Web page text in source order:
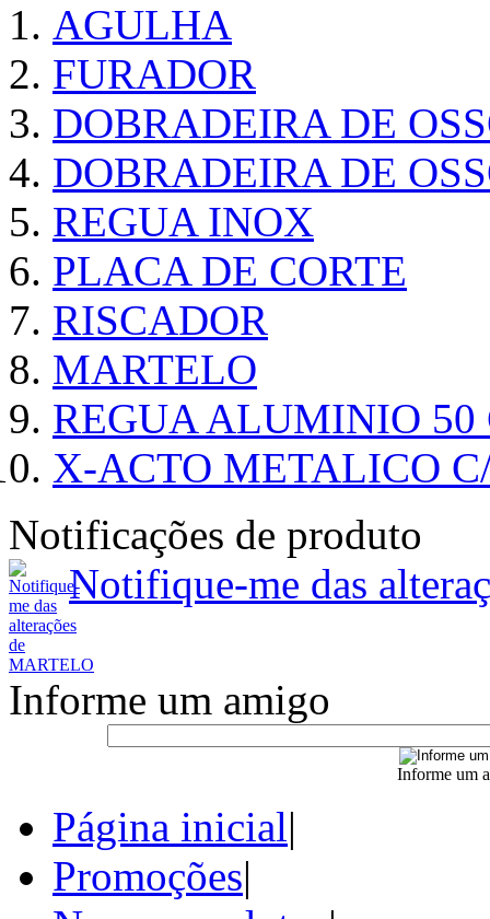
AGULHA
FURADOR
DOBRADEIRA DE
DOBRADEIRA DE
REGUA INOX
PLACA DE CORTE
RISCADOR
MARTELO
REGUA ALUMINIO 50
X-ACTO METALICO
Notificações de produto
Notifique-me das
Informe um amigo
Informe um
Página inicial|
Promoções|